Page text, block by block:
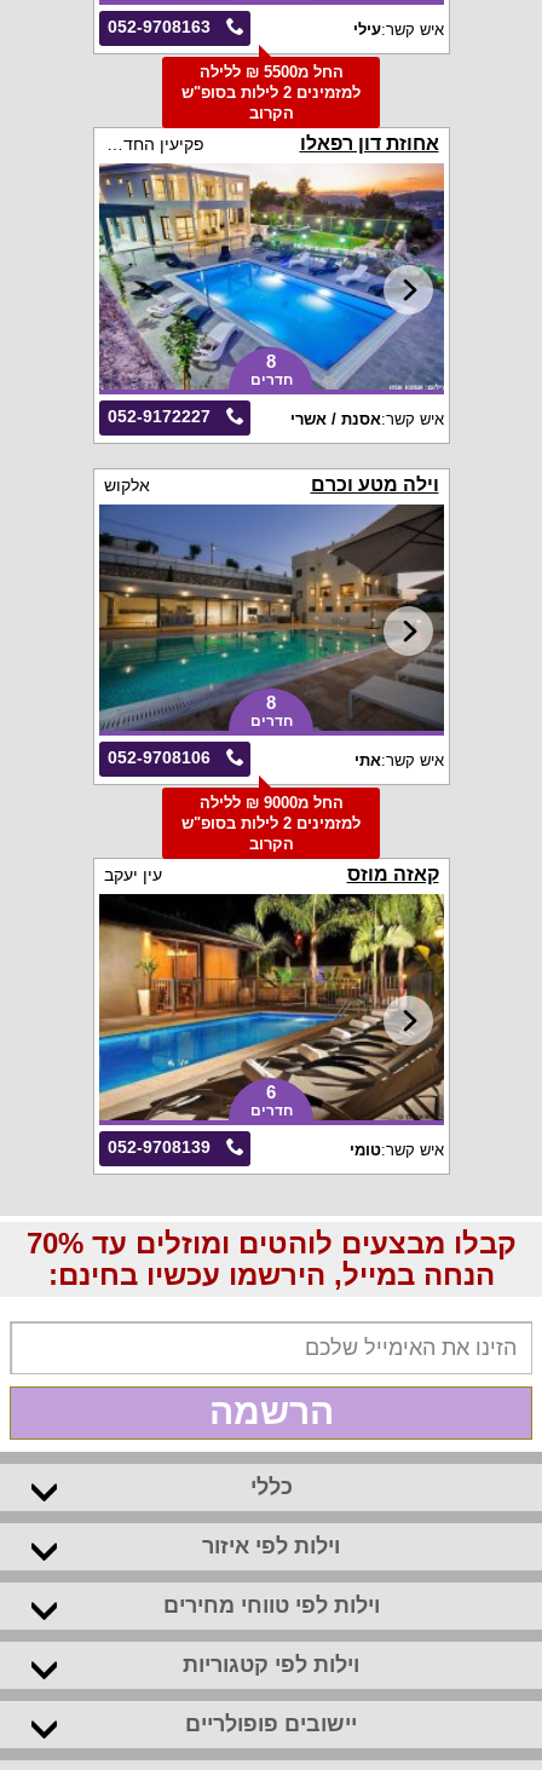
052-9708163 איש קשר:עילי
החל מ5500 ₪ ללילה
למזמינים 2 לילות בסופ"ש
הקרוב
אחוזת דון רפאלו
8
חדרים
052-9172227 איש קשר:אסנת / אשרי
וילה מטע וכרם אלקוש
8
חדרים
052-9708106 איש קשר:אתי
החל מ9000 ₪ ללילה
למזמינים 2 לילות בסופ"ש
הקרוב
קאזה מוזס עין יעקב
6
חדרים
052-9708139 איש קשר:טומי
קבלו מבצעים לוהטים ומוזלים עד 70%
הנחה במייל, הירשמו עכשיו בחינם:
הרשמה
כללי
וילות לפי איזור
וילות לפי טווחי מחירים
וילות לפי קטגוריות
יישובים פופולריים